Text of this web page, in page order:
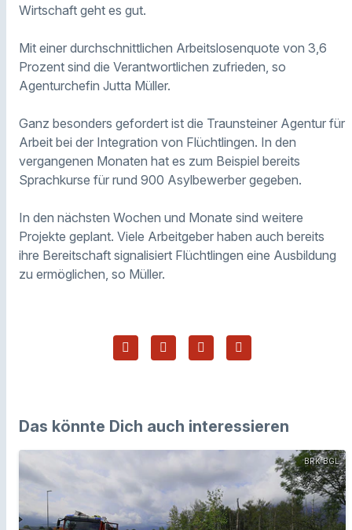
Wirtschaft geht es gut.
Mit einer durchschnittlichen Arbeitslosenquote von 3,6
Prozent sind die Verantwortlichen zufrieden, so
Agenturchefin Jutta Müller.
Ganz besonders gefordert ist die Traunsteiner Agentur für
Arbeit bei der Integration von Flüchtlingen. In den
vergangenen Monaten hat es zum Beispiel bereits
Sprachkurse für rund 900 Asylbewerber gegeben.
In den nächsten Wochen und Monate sind weitere
Projekte geplant. Viele Arbeitgeber haben auch bereits
ihre Bereitschaft signalisiert Flüchtlingen eine Ausbildung
zu ermöglichen, so Müller.
Das könnte Dich auch interessieren
BRK BGL